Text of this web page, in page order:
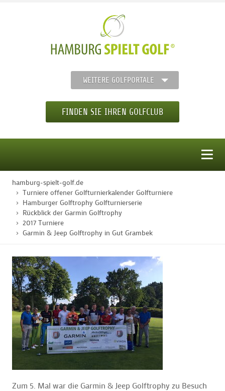
WEITERE GOLFPORTALE
FINDEN SIE IHREN GOLFCLUB
STARTSEITE
GOLFREGION
GOLF CARD
MITGLIEDSCHAFT
GOLF NEWS
GOLFEINSTEIGER
hamburg-spielt-golf.de
Turniere offener Golfturnierkalender Golfturniere
Hamburger Golftrophy Golfturnierserie
Rückblick der Garmin Golftrophy
2017 Turniere
Garmin & Jeep Golftrophy in Gut Grambek
Zum 5. Mal war die Garmin & Jeep Golftrophy zu Besuch